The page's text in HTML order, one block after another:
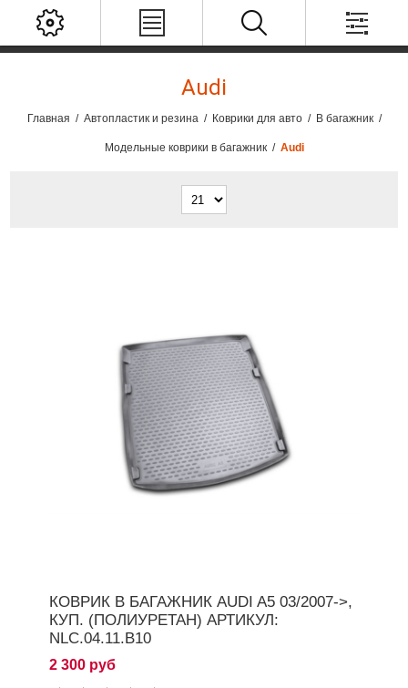
Audi
Главная / Автопластик и резина / Коврики для авто / В багажник /
Модельные коврики в багажник / Audi
КОВРИК В БАГАЖНИК AUDI A5 03/2007->,
КУП. (ПОЛИУРЕТАН) АРТИКУЛ:
NLC.04.11.B10
2 300 руб